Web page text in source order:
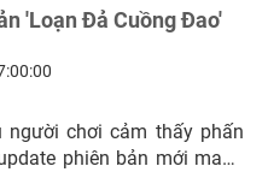
'Loạn Đả Cuồng Đao'
chơi cảm thấy phấn
phiên bản mới mang